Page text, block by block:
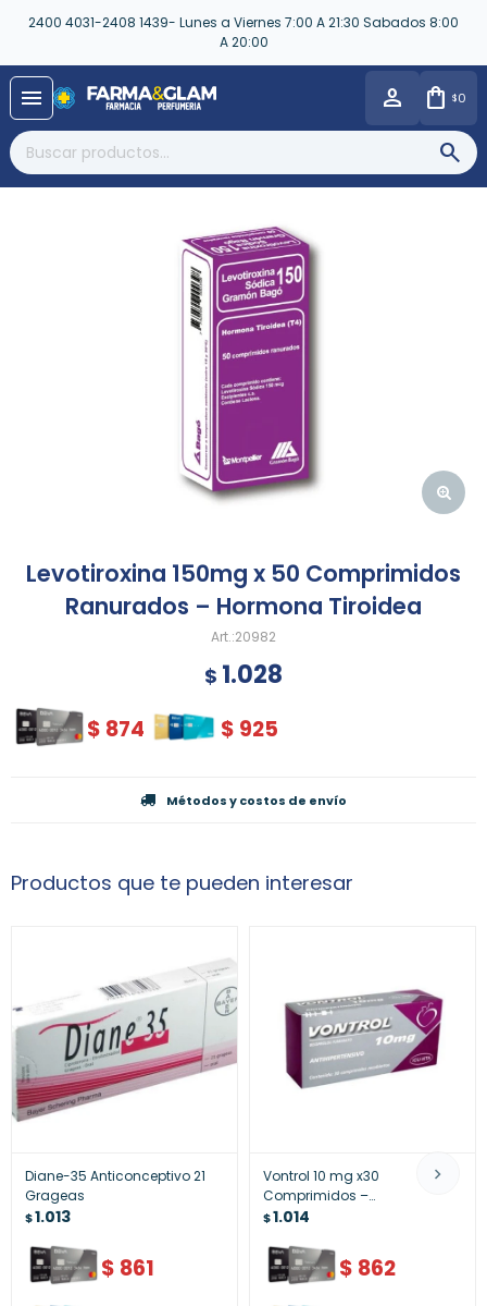
2400 4031-2408 1439- Lunes a Viernes 7:00 A 21:30 Sabados 8:00
A 20:00
menu $0
Levotiroxina 150mg x 50 Comprimidos
Ranurados – Hormona Tiroidea
20982
$ 1.028
$ 874 $ 925
Métodos y costos de envío
Productos que te pueden interesar
Diane-35 Anticonceptivo 21
Grageas
$1.013
$ 861
Vontrol 10 mg x30
Comprimidos –
Antihipertensivo
$1.014
$ 862